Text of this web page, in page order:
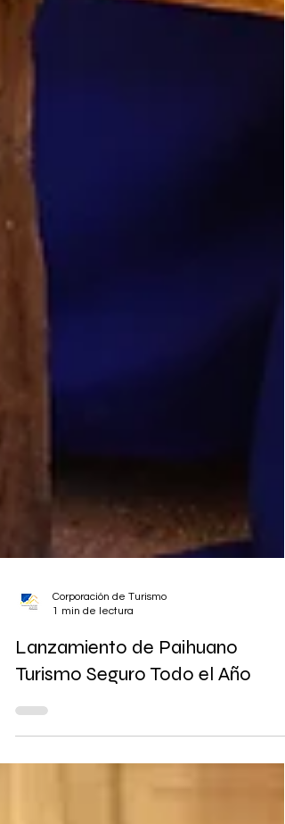
1 min de lectura
Lanzamiento de Paihuano
Turismo Seguro Todo el Año